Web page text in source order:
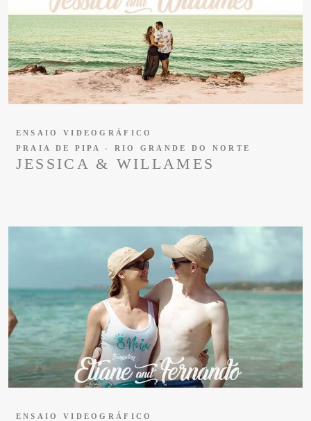
JESSICA & WILLAMES
ENSAIO VIDEOGRÁFICO
PRAIA DE PIPA - RIO GRANDE DO NORTE
ENSAIO VIDEOGRÁFICO